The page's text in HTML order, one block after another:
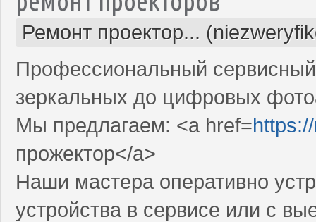
Ремонт проектор...
Профессиональный
зеркальных до цифровых
Мы предлагаем: <a href=
прожектор</a>
Наши мастера оперативно
устройства в сервисе или с